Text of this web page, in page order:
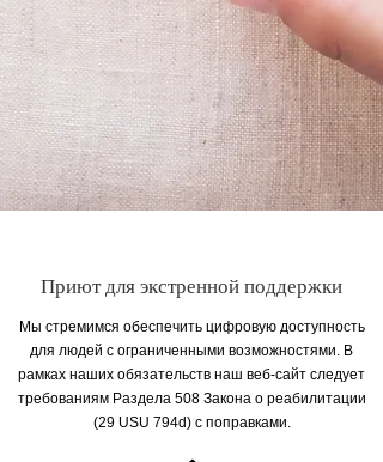
Приют для экстренной поддержки
Мы стремимся обеспечить цифровую доступность
для людей с ограниченными возможностями. В
рамках наших обязательств наш веб-сайт следует
требованиям Раздела 508 Закона о реабилитации
(29 USU 794d) с поправками.